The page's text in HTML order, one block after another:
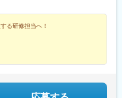
や仕事終わりの食事も楽しめ
修期間中は、ご自宅近隣の施設
での勤務となります。 ※2年目
、静岡、名古屋、仙台、近
出張が発生します。※受動喫煙
る研修担当へ！